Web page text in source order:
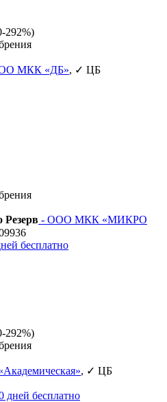
292%)
МКК «ДБ», ✓ ЦБ
- ООО МКК «МИКРО
бесплатно
292%)
, ✓ ЦБ
дней бесплатно